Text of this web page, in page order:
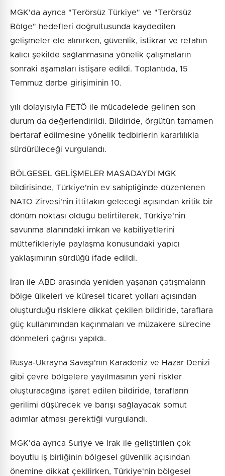
MGK'da ayrıca "Terörsüz Türkiye" ve "Terörsüz
Bölge" hedefleri doğrultusunda kaydedilen
gelişmeler ele alınırken, güvenlik, istikrar ve refahın
kalıcı şekilde sağlanmasına yönelik çalışmaların
sonraki aşamaları istişare edildi. Toplantıda, 15
Temmuz darbe girişiminin 10.
yılı dolayısıyla FETÖ ile mücadelede gelinen son
durum da değerlendirildi. Bildiride, örgütün tamamen
bertaraf edilmesine yönelik tedbirlerin kararlılıkla
sürdürüleceği vurgulandı.
BÖLGESEL GELİŞMELER MASADAYDI MGK
bildirisinde, Türkiye'nin ev sahipliğinde düzenlenen
NATO Zirvesi'nin ittifakın geleceği açısından kritik bir
dönüm noktası olduğu belirtilerek, Türkiye'nin
savunma alanındaki imkan ve kabiliyetlerini
müttefikleriyle paylaşma konusundaki yapıcı
yaklaşımının sürdüğü ifade edildi.
İran ile ABD arasında yeniden yaşanan çatışmaların
bölge ülkeleri ve küresel ticaret yolları açısından
oluşturduğu risklere dikkat çekilen bildiride, taraflara
güç kullanımından kaçınmaları ve müzakere sürecine
dönmeleri çağrısı yapıldı.
Rusya-Ukrayna Savaşı'nın Karadeniz ve Hazar Denizi
gibi çevre bölgelere yayılmasının yeni riskler
oluşturacağına işaret edilen bildiride, tarafların
gerilimi düşürecek ve barışı sağlayacak somut
adımlar atması gerektiği vurgulandı.
MGK'da ayrıca Suriye ve Irak ile geliştirilen çok
boyutlu iş birliğinin bölgesel güvenlik açısından
önemine dikkat çekilirken, Türkiye'nin bölgesel